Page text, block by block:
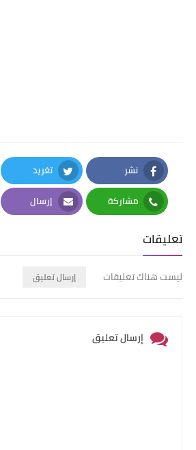
نشر
Facebook
تغريد
Twitter
مشاركة
Whatsapp
إرسال
Email
تعليقات
ليست هناك تعليقات إرسال تعليق
إرسال تعليق